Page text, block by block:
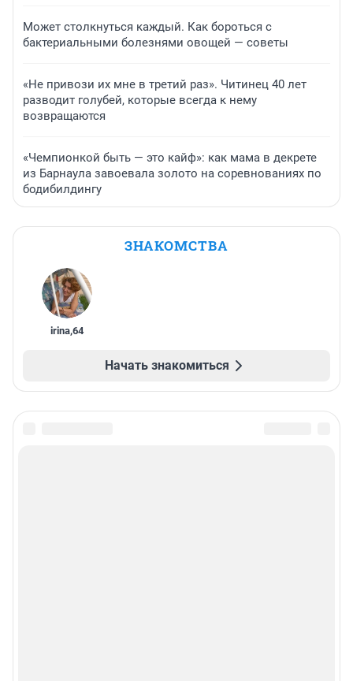
Может столкнуться каждый. Как бороться с
бактериальными болезнями овощей — советы
«Не привози их мне в третий раз». Читинец 40 лет
разводит голубей, которые всегда к нему
возвращаются
«Чемпионкой быть — это кайф»: как мама в декрете
из Барнаула завоевала золото на соревнованиях по
бодибилдингу
ЗНАКОМСТВА
irina,64
Начать знакомиться